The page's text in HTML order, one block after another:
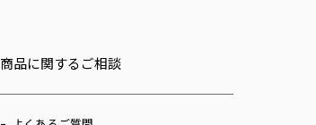
商品に関するご相談